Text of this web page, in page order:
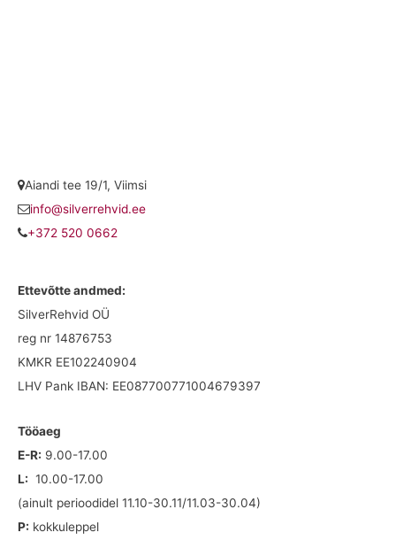
Aiandi tee 19/1, Viimsi
info@silverrehvid.ee
+372 520 0662
Ettevõtte andmed:
SilverRehvid OÜ
reg nr 14876753
KMKR EE102240904
LHV Pank IBAN: EE087700771004679397
Tööaeg
E-R: 9.00-17.00
L: 10.00-17.00
(ainult perioodidel 11.10-30.11/11.03-30.04)
P: kokkuleppel